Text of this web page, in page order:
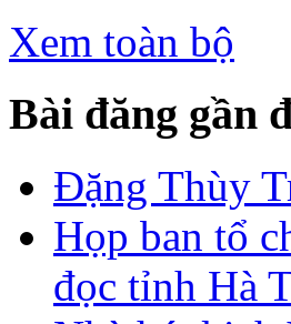
Xem toàn bộ
Bài đăng gần
Đặng Thùy
Họp ban tổ
đọc tỉnh Hà